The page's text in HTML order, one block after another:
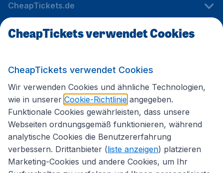
CheapTickets.de
Internationale Webseiten
Folgen Sie uns:
CheapTickets verwendet Cookies
CheapTickets verwendet Cookies
Wir verwenden Cookies und ähnliche Technologien,
wie in unserer Cookie-Richtlinie angegeben.
Funktionale Cookies gewährleisten, dass unsere
Webseiten ordnungsgemäß funktionieren, während
analytische Cookies die Benutzererfahrung
verbessern. Drittanbieter (liste anzeigen) platzieren
Marketing-Cookies und andere Cookies, um Ihr